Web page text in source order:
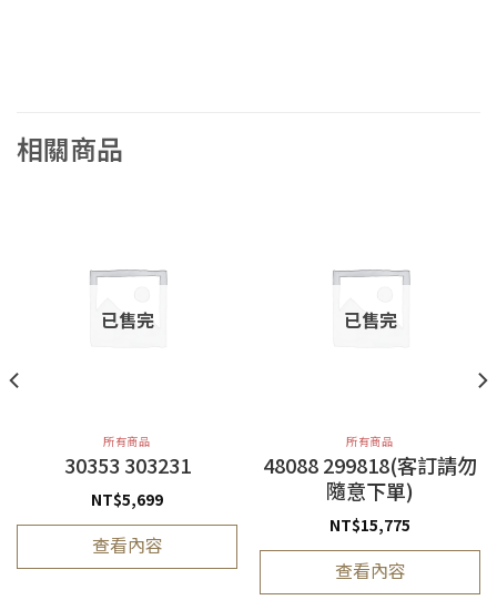
相關商品
已售完
所有商品
30353 303231
NT$5,699
查看內容
已售完
所有商品
48088 299818(客訂請勿
隨意下單)
NT$15,775
查看內容